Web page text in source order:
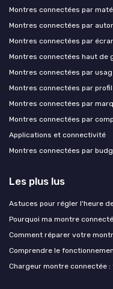
Montres connectées par
Montres connectées par
Montres connectées par
Montres connectées haut de
Montres connectées par
Montres connectées par profil
Montres connectées par
Montres connectées par
Applications et connectivité
Montres connectées par
Les plus lus
Astuces pour régler l'heure
Pourquoi ma montre
Comment réparer votre
Comprendre le
Chargeur montre connectée